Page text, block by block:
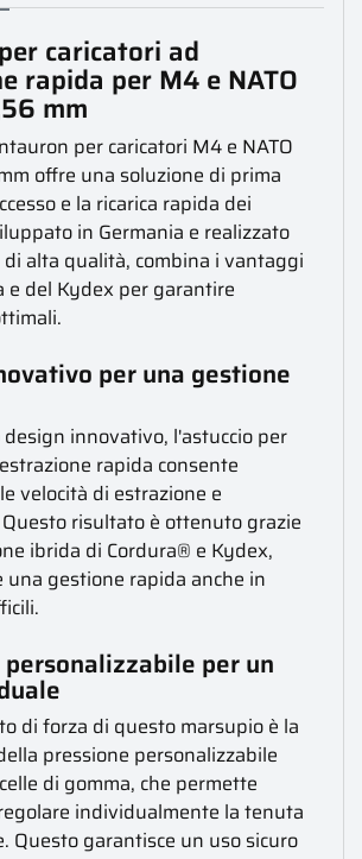
caricatori ad
rapida per M4 e NATO
mm
per caricatori M4 e NATO
offre una soluzione di prima
e la ricarica rapida dei
in Germania e realizzato
alta qualità, combina i vantaggi
e del Kydex per garantire
per una gestione
design innovativo, l'astuccio per
rapida consente
velocità di estrazione e
risultato è ottenuto grazie
ibrida di Cordura® e Kydex,
una gestione rapida anche in
personalizzabile per un
di forza di questo marsupio è la
pressione personalizzabile
di gomma, che permette
individualmente la tenuta
Questo garantisce un uso sicuro